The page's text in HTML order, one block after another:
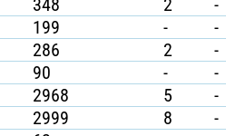
348 2 -
199 - -
286 2 -
90 - -
2968 5 -
2999 8 -